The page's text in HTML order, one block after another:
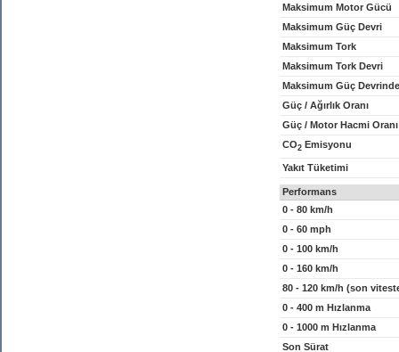
Maksimum Motor Gücü
Maksimum Güç Devri
Maksimum Tork
Maksimum Tork Devri
Maksimum Güç
Güç / Ağırlık Oranı
Güç / Motor Hacmi Oranı
CO2 Emisyonu
Yakıt Tüketimi
Performans
0 - 80 km/h
0 - 60 mph
0 - 100 km/h
0 - 160 km/h
80 - 120 km/h (son
0 - 400 m Hızlanma
0 - 1000 m Hızlanma
Son Sürat